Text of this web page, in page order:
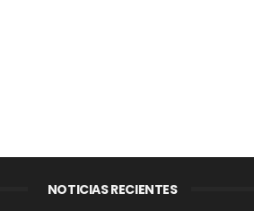
NOTICIAS RECIENTES